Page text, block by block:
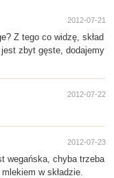
2012-07-21
Z tego co widzę, skład
zbyt gęste, dodajemy
2012-07-22
2012-07-23
wegańska, chyba trzeba
w składzie.